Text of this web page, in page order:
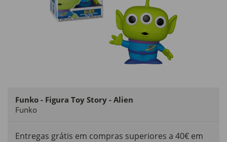
Funko - Figura Toy Story - Alien
Funko
Entregas grátis em compras superiores a 40€ em